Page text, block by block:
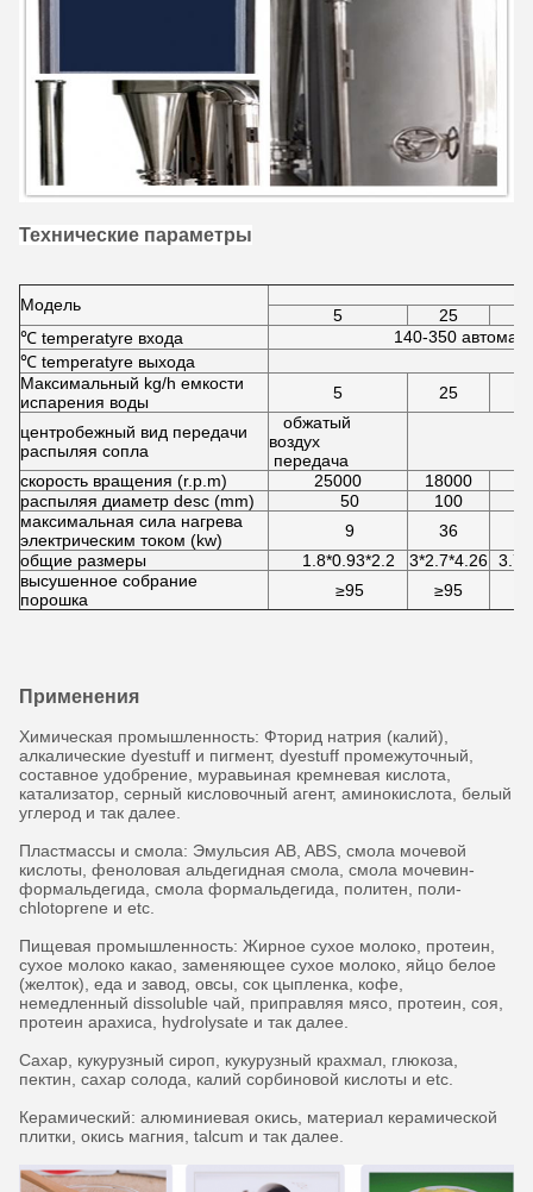
Технические параметры
Модель
5 25
℃ temperatyre входа
140-350
℃ temperatyre выхода
Максимальный kg/h емкости
испарения воды
5 25
центробежный вид передачи
распыляя сопла
обжатый
воздух
передача
скорость вращения (r.p.m)
25000 18000
распыляя диаметр desc (mm)
50 100
максимальная сила нагрева
электрическим током (kw)
9 36
общие размеры
1.8*0.93*2.2 3*2.7*4.26
высушенное собрание
порошка
≥95 ≥95
Применения
Химическая промышленность: Фторид натрия (калий),
алкалические dyestuff и пигмент, dyestuff промежуточный,
составное удобрение, муравьиная кремневая кислота,
катализатор, серный кисловочный агент, аминокислота, белый
углерод и так далее.
Пластмассы и смола: Эмульсия AB, ABS, смола мочевой
кислоты, феноловая альдегидная смола, смола мочевин-
формальдегида, смола формальдегида, политен, поли-
chlotoprene и etc.
Пищевая промышленность: Жирное сухое молоко, протеин,
сухое молоко какао, заменяющее сухое молоко, яйцо белое
(желток), еда и завод, овсы, сок цыпленка, кофе,
немедленный dissoluble чай, приправляя мясо, протеин, соя,
протеин арахиса, hydrolysate и так далее.
Сахар, кукурузный сироп, кукурузный крахмал, глюкоза,
пектин, сахар солода, калий сорбиновой кислоты и etc.
Керамический: алюминиевая окись, материал керамической
плитки, окись магния, talcum и так далее.